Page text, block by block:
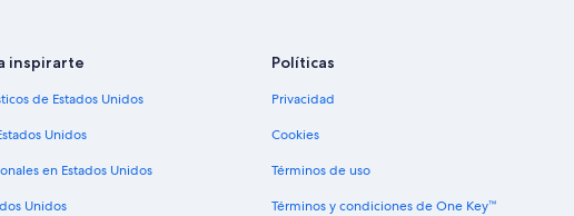
Hoteles románticos en Galveston
inspirarte
de Estados Unidos
Unidos
en Estados Unidos
Unidos
Políticas
Privacidad
Cookies
Términos de uso
Términos y condiciones de One Key™